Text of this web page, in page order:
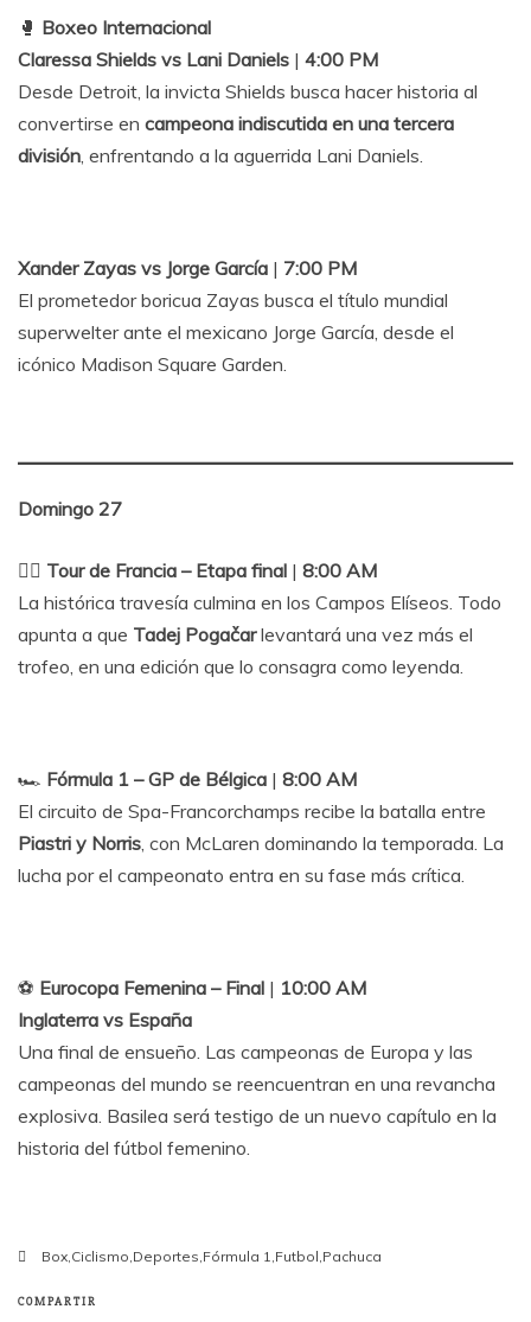
🥊 Boxeo Internacional
Claressa Shields vs Lani Daniels | 4:00 PM
Desde Detroit, la invicta Shields busca hacer historia al
convertirse en campeona indiscutida en una tercera
división, enfrentando a la aguerrida Lani Daniels.
Xander Zayas vs Jorge García | 7:00 PM
El prometedor boricua Zayas busca el título mundial
superwelter ante el mexicano Jorge García, desde el
icónico Madison Square Garden.
Domingo 27
🚴‍♂️ Tour de Francia – Etapa final | 8:00 AM
La histórica travesía culmina en los Campos Elíseos. Todo
apunta a que Tadej Pogačarlevantará una vez más el
trofeo, en una edición que lo consagra como leyenda.
🏎 Fórmula 1 – GP de Bélgica | 8:00 AM
El circuito de Spa-Francorchamps recibe la batalla entre
Piastri y Norris, con McLaren dominando la temporada. La
lucha por el campeonato entra en su fase más crítica.
⚽ Eurocopa Femenina – Final | 10:00 AM
Inglaterra vs España
Una final de ensueño. Las campeonas de Europa y las
campeonas del mundo se reencuentran en una revancha
explosiva. Basilea será testigo de un nuevo capítulo en la
historia del fútbol femenino.
Box,Ciclismo,Deportes,Fórmula 1,Futbol,Pachuca
COMPARTIR